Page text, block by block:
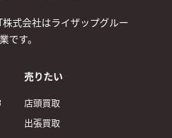
株式会社はライザップグルー
です。
売りたい
店頭買取
出張買取